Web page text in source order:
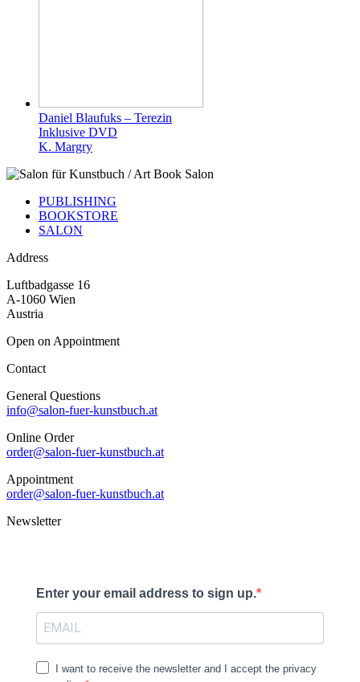
Daniel Blaufuks – Terezin
Inklusive DVD
K. Margry
PUBLISHING
BOOKSTORE
SALON
Address
Luftbadgasse 16
A-1060 Wien
Austria
Open on Appointment
Contact
General Questions
info@salon-fuer-kunstbuch.at
Online Order
order@salon-fuer-kunstbuch.at
Appointment
order@salon-fuer-kunstbuch.at
Newsletter
Enter your email address to sign up.
I want to receive the newsletter and I accept the privacy